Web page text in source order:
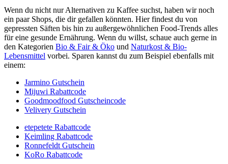
Wenn du nicht nur Alternativen zu Kaffee suchst, haben wir noch
ein paar Shops, die dir gefallen könnten. Hier findest du von
gepressten Säften bis hin zu außergewöhnlichen Food-Trends alles
für eine gesunde Ernährung. Wenn du willst, schaue auch gerne in
den Kategorien Bio & Fair & Öko und Naturkost & Bio-
Lebensmittel vorbei. Sparen kannst du zum Beispiel ebenfalls mit
einem:
Jarmino Gutschein
Mijuwi Rabattcode
Goodmoodfood Gutscheincode
Velivery Gutschein
etepetete Rabattcode
Keimling Rabattcode
Ronnefeldt Gutschein
KoRo Rabattcode